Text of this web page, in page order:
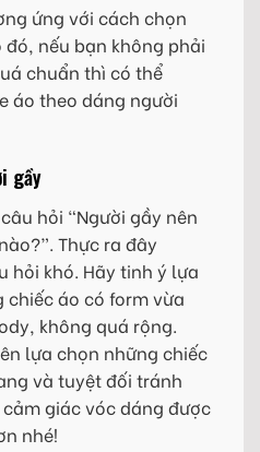
ứng với cách chọn
đó, nếu bạn không phải
chuẩn thì có thể
áo theo dáng người
gầy
hỏi “Người gầy nên
Thực ra đây
hỏi khó. Hãy tinh ý lựa
áo có form vừa
không quá rộng.
lựa chọn những chiếc
và tuyệt đối tránh
giác vóc dáng được
nhé!